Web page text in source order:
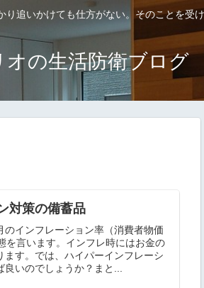
追いかけても仕方がない。そのことを受
オの生活防衛ブログ
対策の備蓄品
インフレーション率（消費者物価
を言います。インフレ時にはお金の
す。では、ハイパーインフレーシ
いのでしょうか？まと...